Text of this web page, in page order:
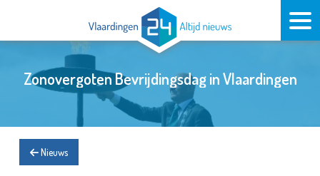
Zonovergoten Bevrijdingsdag in Vlaardingen
Nieuws